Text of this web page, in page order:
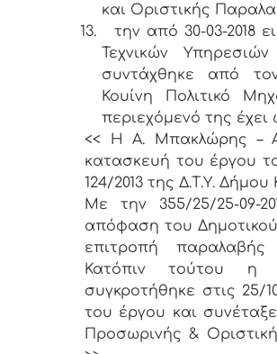
και Οριστικής
13.
την από 30-03-2018
Τεχνικών
συντάχθηκε από
Κουίνη Πολιτικό
περιεχόμενό της έχει
<< Η Α. Μπακλώρης –
κατασκευή του έργου
124/2013 της Δ.Τ.Υ. Δήμου
Με την 355/25/25-09-
απόφαση του
επιτροπή
Κατόπιν τούτου η
συγκροτήθηκε στις 25/
του έργου και
Προσωρινής &